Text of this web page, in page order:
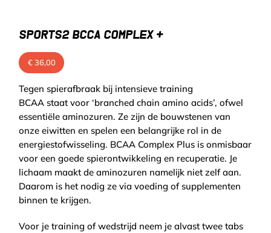
SPORTS2 BCCA COMPLEX +
€36,00
Tegen spierafbraak bij intensieve training
BCAA staat voor ‘branched chain amino acids’, ofwel
essentiële aminozuren. Ze zijn de bouwstenen van
onze eiwitten en spelen een belangrijke rol in de
energiestofwisseling. BCAA Complex Plus is onmisbaar
voor een goede spierontwikkeling en recuperatie. Je
lichaam maakt de aminozuren namelijk niet zelf aan.
Daarom is het nodig ze via voeding of supplementen
binnen te krijgen.
Voor je training of wedstrijd neem je alvast twee tabs